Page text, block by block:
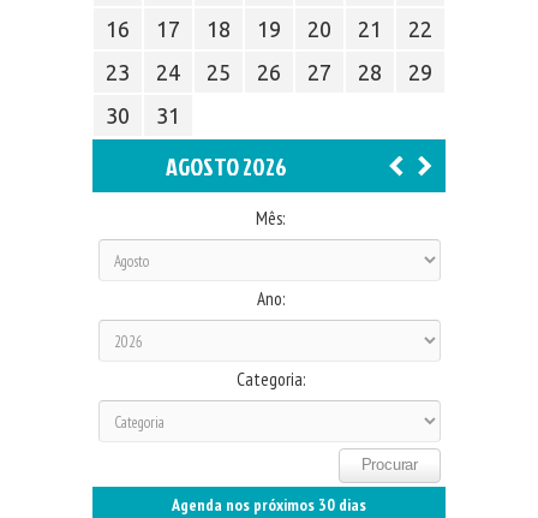
16
17 18 19 20 21
22
23
24 25 26 27 28
29
30
31
AGOSTO 2026
Mês:
Ano:
Categoria:
Agenda nos próximos 30 dias